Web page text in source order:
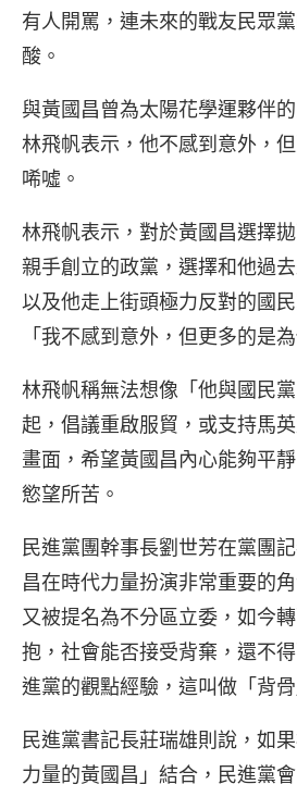
有人開罵，連未來的戰友民眾
酸。
與黃國昌曾為太陽花學運夥伴
林飛帆表示，他不感到意外，
唏噓。
林飛帆表示，對於黃國昌選擇
親手創立的政黨，選擇和他過
以及他走上街頭極力反對的國
「我不感到意外，但更多的是
林飛帆稱無法想像「他與國民
起，倡議重啟服貿，或支持馬
畫面，希望黃國昌內心能夠平
慾望所苦。
民進黨團幹事長劉世芳在黨團
昌在時代力量扮演非常重要的
又被提名為不分區立委，如今
抱，社會能否接受背棄，還不
進黨的觀點經驗，這叫做「背骨
民進黨書記長莊瑞雄則說，如
力量的黃國昌」結合，民進黨